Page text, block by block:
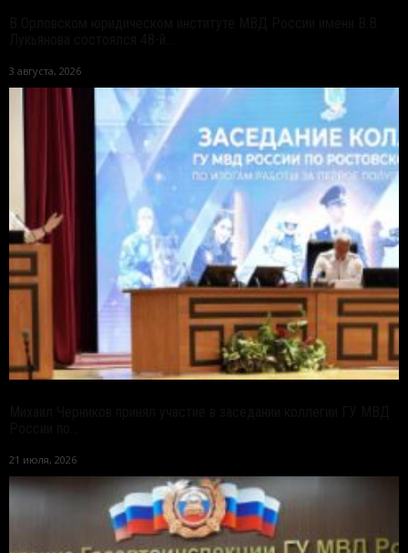
3 августа, 2026
21 июля, 2026